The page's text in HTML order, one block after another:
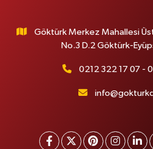
Göktürk Merkez Mahallesi
No.3 D.2 Göktürk-
0212 322 17 07 -